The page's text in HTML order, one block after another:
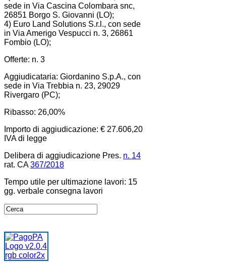
sede in Via Cascina Colombara snc,
26851 Borgo S. Giovanni (LO);
4) Euro Land Solutions S.r.l., con sede
in Via Amerigo Vespucci n. 3, 26861
Fombio (LO);
Offerte: n. 3
Aggiudicataria: Giordanino S.p.A., con
sede in Via Trebbia n. 23, 29029
Rivergaro (PC);
Ribasso: 26,00%
Importo di aggiudicazione: € 27.606,20
IVA di legge
Delibera di aggiudicazione Pres. n. 14
rat. CA367/2018
Tempo utile per ultimazione lavori: 15
gg. verbale consegna lavori